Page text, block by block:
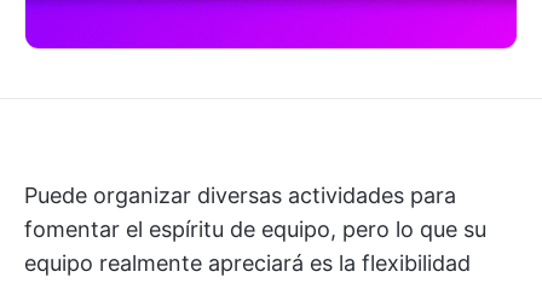
Puede organizar diversas actividades para
fomentar el espíritu de equipo, pero lo que su
equipo realmente apreciará es la flexibilidad